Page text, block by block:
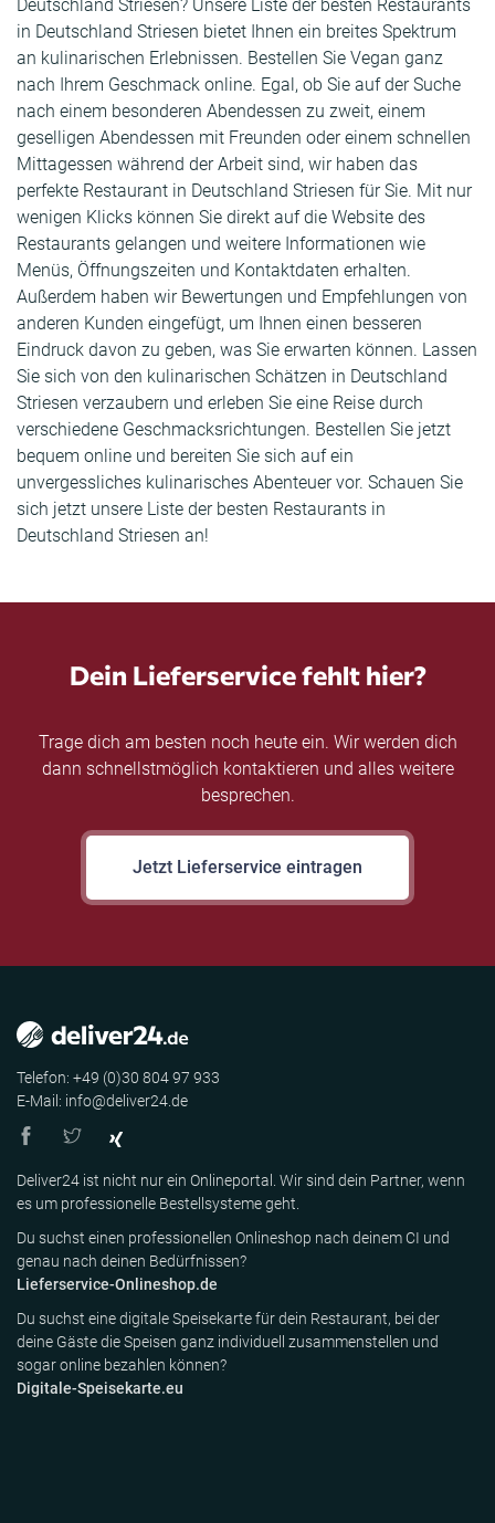
Deutschland Striesen? Unsere Liste der besten Restaurants
in Deutschland Striesen bietet Ihnen ein breites Spektrum
an kulinarischen Erlebnissen. Bestellen Sie Vegan ganz
nach Ihrem Geschmack online. Egal, ob Sie auf der Suche
nach einem besonderen Abendessen zu zweit, einem
geselligen Abendessen mit Freunden oder einem schnellen
Mittagessen während der Arbeit sind, wir haben das
perfekte Restaurant in Deutschland Striesen für Sie. Mit nur
wenigen Klicks können Sie direkt auf die Website des
Restaurants gelangen und weitere Informationen wie
Menüs, Öffnungszeiten und Kontaktdaten erhalten.
Außerdem haben wir Bewertungen und Empfehlungen von
anderen Kunden eingefügt, um Ihnen einen besseren
Eindruck davon zu geben, was Sie erwarten können. Lassen
Sie sich von den kulinarischen Schätzen in Deutschland
Striesen verzaubern und erleben Sie eine Reise durch
verschiedene Geschmacksrichtungen. Bestellen Sie jetzt
bequem online und bereiten Sie sich auf ein
unvergessliches kulinarisches Abenteuer vor. Schauen Sie
sich jetzt unsere Liste der besten Restaurants in
Deutschland Striesen an!
Dein Lieferservice fehlt hier?
Trage dich am besten noch heute ein. Wir werden dich
dann schnellstmöglich kontaktieren und alles weitere
besprechen.
Jetzt Lieferservice eintragen
Telefon: +49 (0)30 804 97 933
E-Mail: info@deliver24.de
Deliver24 ist nicht nur ein Onlineportal. Wir sind dein Partner, wenn
es um professionelle Bestellsysteme geht.
Du suchst einen professionellen Onlineshop nach deinem CI und
genau nach deinen Bedürfnissen?
Lieferservice-Onlineshop.de
Du suchst eine digitale Speisekarte für dein Restaurant, bei der
deine Gäste die Speisen ganz individuell zusammenstellen und
sogar online bezahlen können?
Digitale-Speisekarte.eu